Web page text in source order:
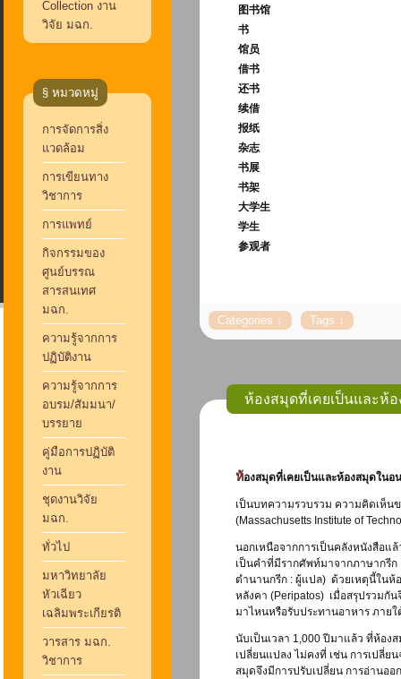
Collection งาน
วิจัย มฉก.
§ หมวดหมู่
การจัดการสิ่ง
แวดล้อม
การเขียนทาง
วิชาการ
การแพทย์
กิจกรรมของ
ศูนย์บรรณ
สารสนเทศ
มฉก.
ความรู้จากการ
ปฏิบัติงาน
ความรู้จากการ
อบรม/สัมมนา/
บรรยาย
คู่มือการปฏิบัติ
งาน
ชุดงานวิจัย
มฉก.
ทั่วไป
มหาวิทยาลัย
หัวเฉียว
เฉลิมพระเกียรติ
วารสาร มฉก.
วิชาการ
图书馆
书
馆员
借书
还书
续借
报纸
杂志
书展
书架
大学生
学生
参观者
ห้องสมุดที่เคยเป็นและห้
ห้องสมุดที่เคยเป็นและห้องสมุดในอ
เป็นบทความรวบรวม ความคิดเห็น
(Massachusetts Institute of
นอกเหนือจากการเป็นคลังหนังสือแ
เป็นคำที่มีรากศัพท์มาจากภาษากรีก
ตำนานกรีก : ผู้แปล) ด้วยเหตุนี้ในห้
หลังคา (Peripatos) เมื่อสรุปรวมกั
มาไหนหรือรับประทานอาหาร ภาย
นับเป็นเวลา 1,000 ปีมาแล้ว ที่ห้อง
เปลี่ยนแปลง ไม่คงที่ เช่น การเปลี่
สมุดจึงมีการปรับเปลี่ยน การอ่านอ